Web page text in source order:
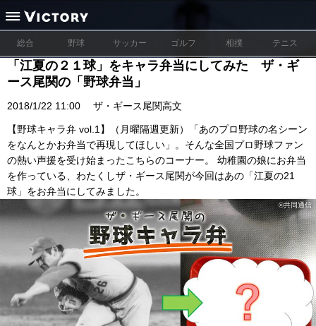
総合 野球 サッカー ゴルフ 相撲 テニス
「江夏の２１球」をキャラ弁当にしてみた ザ・ギ
ース尾関の「野球弁当」
2018/1/22 11:00 ザ・ギース尾関高文
【野球キャラ弁 vol.1】（月曜隔週更新）「あのプロ野球の名シーン
をなんとかお弁当で再現してほしい」。そんな全国プロ野球ファン
の熱い声援を受け始まったこちらのコーナー。 幼稚園の娘にお弁当
を作っている、わたくしザ・ギース尾関が今回はあの「江夏の21
球」をお弁当にしてみました。
©︎共同通信